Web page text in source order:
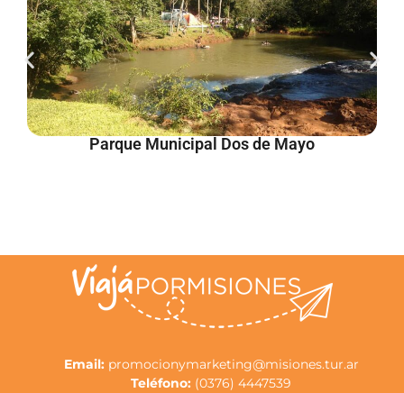
Parque Municipal Dos de Mayo
Email:promocionymarketing@misiones.tur.ar
Teléfono: (0376) 4447539